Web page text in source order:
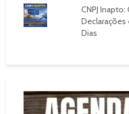
CNPJ
Declarações
Dias